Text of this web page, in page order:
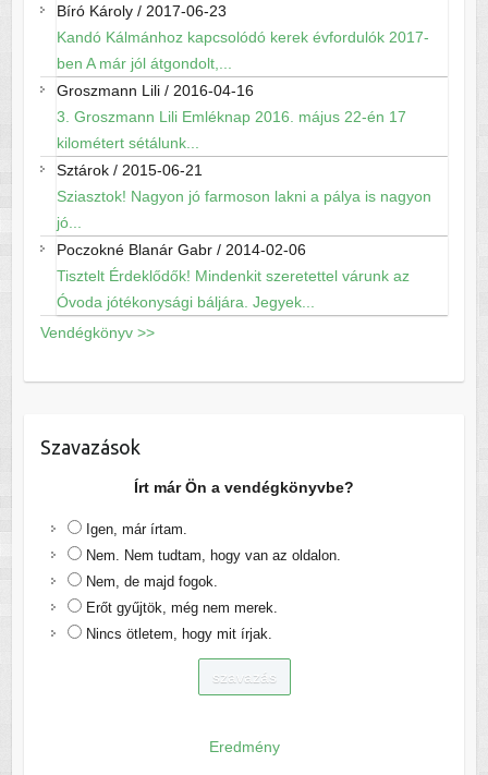
Bíró Károly/ 2017-06-23
Kandó Kálmánhoz kapcsolódó kerek évfordulók 2017-
ben A már jól átgondolt,...
Groszmann Lili/ 2016-04-16
3. Groszmann Lili Emléknap 2016. május 22-én 17
kilométert sétálunk...
Sztárok/ 2015-06-21
Sziasztok! Nagyon jó farmoson lakni a pálya is nagyon
jó...
Poczokné Blanár Gabr/ 2014-02-06
Tisztelt Érdeklődők! Mindenkit szeretettel várunk az
Óvoda jótékonysági báljára. Jegyek...
Vendégkönyv >>
Szavazások
Írt már Ön a vendégkönyvbe?
Igen, már írtam.
Nem. Nem tudtam, hogy van az oldalon.
Nem, de majd fogok.
Erőt gyűjtök, még nem merek.
Nincs ötletem, hogy mit írjak.
Eredmény